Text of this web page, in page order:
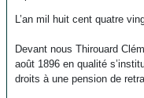
L’an mil huit cent quatre
Devant nous Thirouard
août 1896 en qualité
droits à une pension de